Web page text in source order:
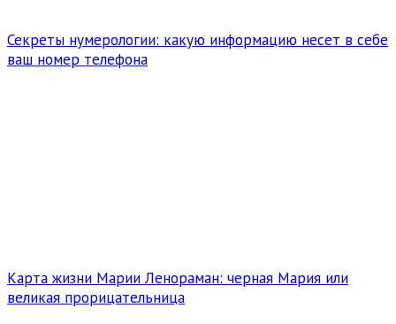
Секреты нумерологии: какую информацию несет в себе
ваш номер телефона
Карта жизни Марии Ленораман: черная Мария или
великая прорицательница